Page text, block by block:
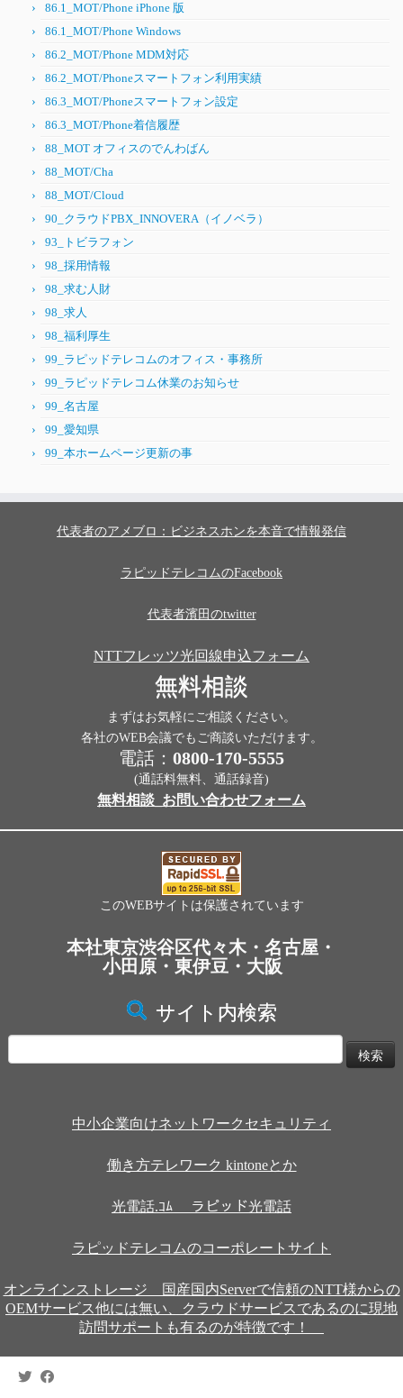
86.1_MOT/Phone iPhone 版
86.1_MOT/Phone Windows
86.2_MOT/Phone MDM対応
86.2_MOT/Phoneスマートフォン利用実績
86.3_MOT/Phoneスマートフォン設定
86.3_MOT/Phone着信履歴
88_MOT オフィスのでんわばん
88_MOT/Cha
88_MOT/Cloud
90_クラウドPBX_INNOVERA（イノベラ）
93_トビラフォン
98_採用情報
98_求む人財
98_求人
98_福利厚生
99_ラピッドテレコムのオフィス・事務所
99_ラピッドテレコム休業のお知らせ
99_名古屋
99_愛知県
99_本ホームページ更新の事
代表者のアメブロ：ビジネスホンを本音で情報発信
ラピッドテレコムのFacebook
代表者濱田のtwitter
NTTフレッツ光回線申込フォーム
無料相談
まずはお気軽にご相談ください。
各社のWEB会議でもご商談いただけます。
電話： 0800-170-5555
(通話料無料、通話録音)
無料相談_お問い合わせフォーム
このWEBサイトは保護されています
本社東京渋谷区代々木・名古屋・
小田原・東伊豆・大阪
サイト内検索
索:
中小企業向けネットワークセキュリティ
働き方テレワーク kintoneとか
光電話.ｺﾑ ラピッド光電話
ラピッドテレコムのコーポレートサイト
オンラインストレージ 国産国内Serverで信頼のNTT様からの
OEMサービス他には無い、クラウドサービスであるのに現地
訪問サポートも有るのが特徴です！